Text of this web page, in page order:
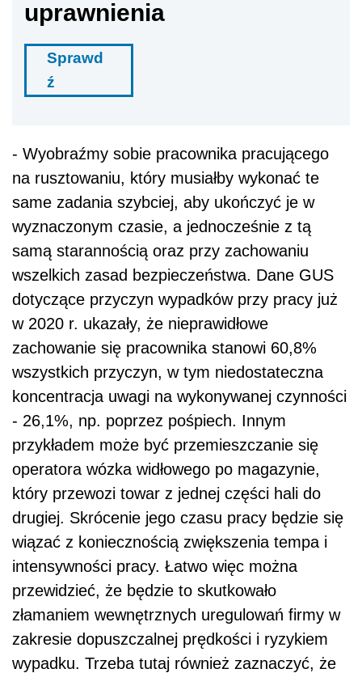
uprawnienia
Sprawd
ź
- Wyobraźmy sobie pracownika pracującego
na rusztowaniu, który musiałby wykonać te
same zadania szybciej, aby ukończyć je w
wyznaczonym czasie, a jednocześnie z tą
samą starannością oraz przy zachowaniu
wszelkich zasad bezpieczeństwa. Dane GUS
dotyczące przyczyn wypadków przy pracy już
w 2020 r. ukazały, że nieprawidłowe
zachowanie się pracownika stanowi 60,8%
wszystkich przyczyn, w tym niedostateczna
koncentracja uwagi na wykonywanej czynności
- 26,1%, np. poprzez pośpiech. Innym
przykładem może być przemieszczanie się
operatora wózka widłowego po magazynie,
który przewozi towar z jednej części hali do
drugiej. Skrócenie jego czasu pracy będzie się
wiązać z koniecznością zwiększenia tempa i
intensywności pracy. Łatwo więc można
przewidzieć, że będzie to skutkowało
złamaniem wewnętrznych uregulowań firmy w
zakresie dopuszczalnej prędkości i ryzykiem
wypadku. Trzeba tutaj również zaznaczyć, że